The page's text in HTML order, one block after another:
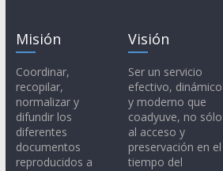
Misión
Coordinar,
recopilar,
normalizar y
difundir los
diferentes
documentos
reproducidos a
Visión
Ser un servicio
efectivo, dinámico
y moderno que
coadyuve, no sólo
al acceso y
preservación en el
tiempo del